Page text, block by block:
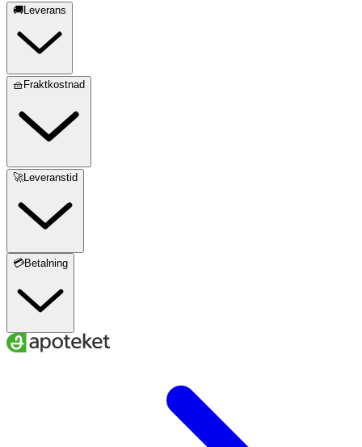
🚚Leverans
🧺Fraktkostnad
🚀Leveranstid
💳Betalning